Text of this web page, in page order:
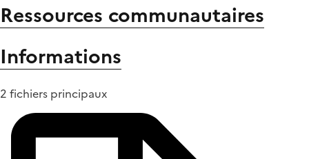
Ressources communautaires
Informations
2 fichiers principaux